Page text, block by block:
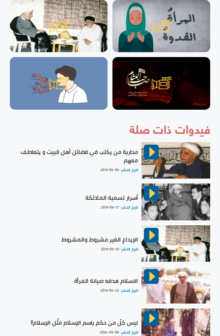
فيدوات ذات صلة
محاربة من يكتب في فضائل أهل البيت و يتعاطف
معهم
تاريخ النشر :2019-06-09
أسرار تسمية الملائكة
تاريخ النشر :2019-06-17
الإيداع الغير مشروط والمشروط
تاريخ النشر :2019-06-18
الاسلام هدفه صيانة المرأة
تاريخ النشر :2019-06-23
ليس كلّ من حكم باسم الإسلام مثّل الإسلام!!
تاريخ النشر :2023-09-08